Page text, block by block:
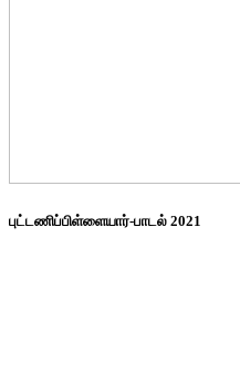
புட்டணிப்பிள்ளையார்-பாடல் 2021